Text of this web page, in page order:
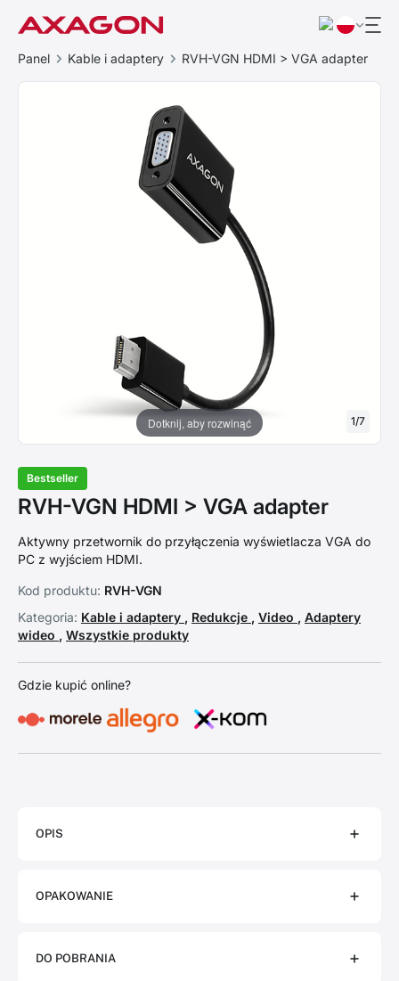
Panel Kable i adaptery RVH-VGN HDMI > VGA adapter
Dotknij, aby rozwinąć 1/7
Bestseller
RVH-VGN HDMI > VGA adapter
Aktywny przetwornik do przyłączenia wyświetlacza VGA do
PC z wyjściem HDMI.
Kod produktu: RVH-VGN
Kategoria: Kable i adaptery , Redukcje , Video , Adaptery
wideo , Wszystkie produkty
Gdzie kupić online?
OPIS
OPAKOWANIE
DO POBRANIA